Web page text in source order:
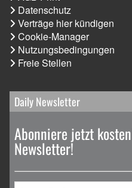
Datenschutz
Verträge hier kündigen
Cookie-Manager
Nutzungsbedingungen
Freie Stellen
Daily Newsletter
Abonniere jetzt
Newsletter!